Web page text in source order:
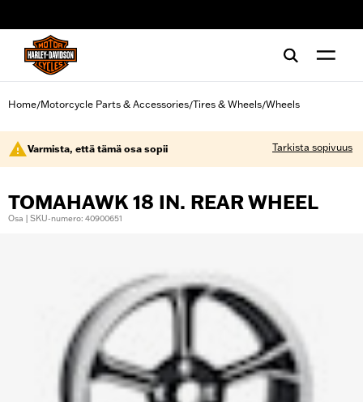
Home/Motorcycle Parts & Accessories/Tires & Wheels/Wheels
Varmista, että tämä osa sopii Tarkista sopivuus
TOMAHAWK 18 IN. REAR WHEEL
Osa | SKU-numero: 40900651